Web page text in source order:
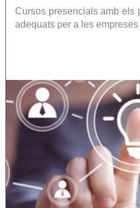
Cursos presencials amb els
adequats per a les